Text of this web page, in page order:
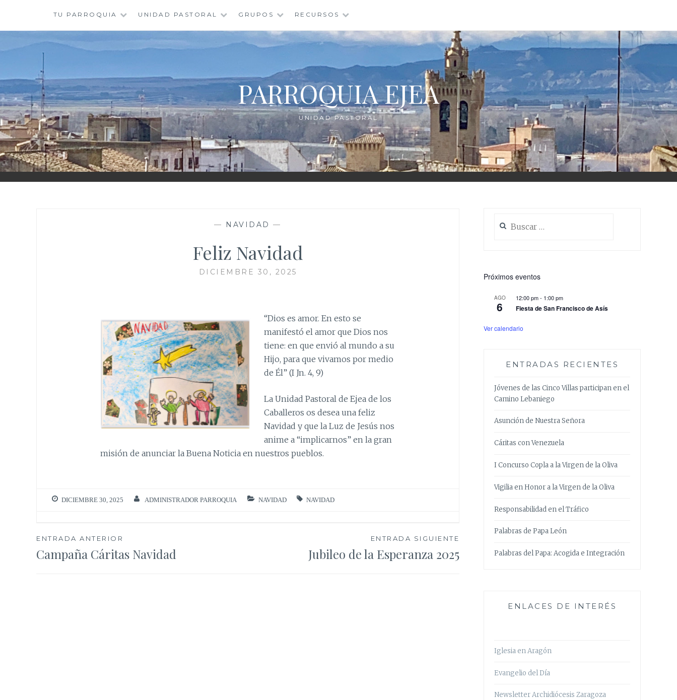
contenido
TU PARROQUIA UNIDAD PASTORAL GRUPOS RECURSOS
PARROQUIA EJEA
UNIDAD PASTORAL
— NAVIDAD —
Feliz Navidad
DICIEMBRE 30, 2025
“Dios es amor. En esto se
manifestó el amor que Dios nos
tiene: en que envió al mundo a su
Hijo, para que vivamos por medio
de Él” (I Jn. 4, 9)
La Unidad Pastoral de Ejea de los
Caballeros os desea una feliz
Navidad y que la Luz de Jesús nos
anime a “implicarnos” en la gran
misión de anunciar la Buena Noticia en nuestros pueblos.
DICIEMBRE 30, 2025 ADMINISTRADOR PARROQUIA NAVIDAD NAVIDAD
Navegación
ENTRADA ANTERIOR
Campaña Cáritas Navidad
ENTRADA SIGUIENTE
Jubileo de la Esperanza 2025
Próximos eventos
AGO
6
12:00 pm- 1:00 pm
Fiesta de San Francisco de Asís
Ver calendario
ENTRADAS RECIENTES
Jóvenes de las Cinco Villas participan en el
Camino Lebaniego
Asunción de Nuestra Señora
Cáritas con Venezuela
I Concurso Copla a la Virgen de la Oliva
Vigilia en Honor a la Virgen de la Oliva
Responsabilidad en el Tráfico
Palabras de Papa León
Palabras del Papa: Acogida e Integración
ENLACES DE INTERÉS
Iglesia en Aragón
Evangelio del Día
Newsletter Archidiócesis Zaragoza